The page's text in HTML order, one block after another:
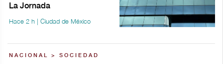
La Jornada
Hace 2 h | Ciudad de México
NACIONAL > SOCIEDAD